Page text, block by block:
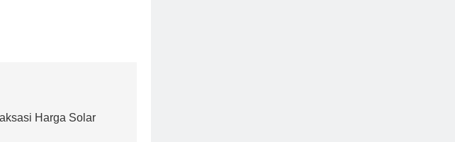
Harga Solar